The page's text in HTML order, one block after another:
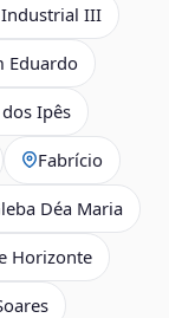
III
Eduardo
Ipês
Fabrício
Déa Maria
Horizonte